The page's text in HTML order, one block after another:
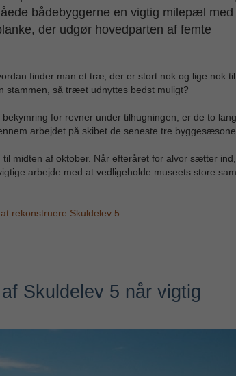
bådebyggerne en vigtig milepæl med
der udgør hovedparten af femte
finder man et træ, der er stort nok og lige nok
stammen, så træet udnyttes bedst muligt?
for revner under tilhugningen, er de to
arbejdet på skibet de seneste tre
midten af oktober. Når efteråret for alvor sætter ind,
arbejde med at vedligeholde museets store
rekonstruere Skuldelev 5
Skuldelev 5 når vigtig